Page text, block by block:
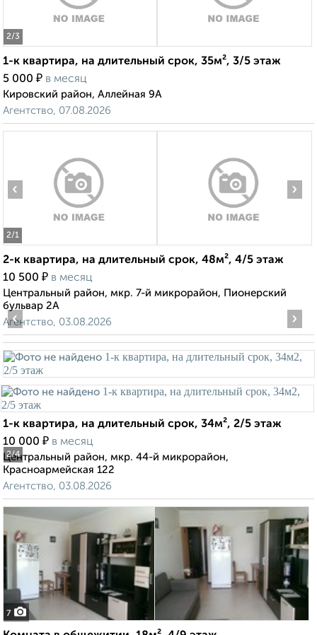
2/3
1-к квартира, на длительный срок, 35м², 3/5 этаж
5 000 ₽ в месяц
Кировский район, Аллейная 9А
Агентство, 07.08.2026
2/1
‹ ›
2-к квартира, на длительный срок, 48м², 4/5 этаж
10 500 ₽ в месяц
Центральный район, мкр. 7-й микрорайон, Пионерский
бульвар 2А
Агентство, 03.08.2026
2/4
‹ ›
1-к квартира, на длительный срок, 34м², 2/5 этаж
10 000 ₽ в месяц
Центральный район, мкр. 44-й микрорайон,
Красноармейская 122
Агентство, 03.08.2026
7